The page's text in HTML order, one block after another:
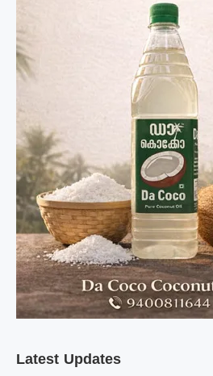
Latest Updates